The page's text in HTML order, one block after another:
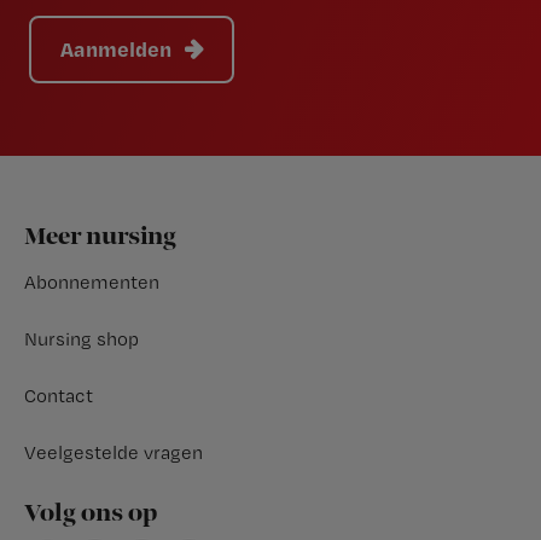
Aanmelden
Footer
Meer nursing
Abonnementen
Nursing shop
Contact
Veelgestelde vragen
Volg ons op